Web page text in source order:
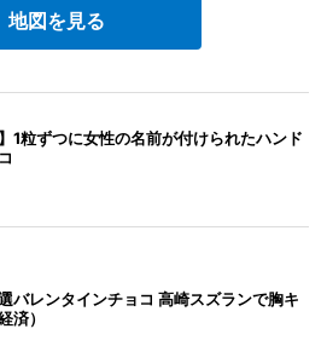
地図を見る
】1粒ずつに女性の名前が付けられたハンド
バレンタインチョコ 高崎スズランで胸キ
済）